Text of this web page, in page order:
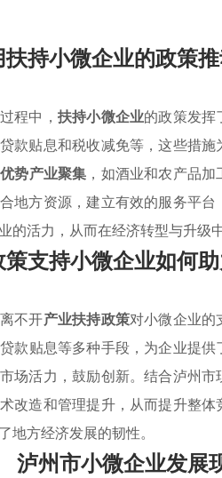
持小微企业的政策
程中， 扶持小微企业的政策发挥
款贴息和税收减免等，这些措
优势产业聚集 ，如酒业和农产品
地方资源，建立有效的服务平
的活力，从而在经济转型与升级
策支持小微企业如何
不开产业扶持政策对小微企业的
款贴息等多种手段，为企业提
场活力，鼓励创新。结合泸州市
改造和管理提升，从而提升整
地方经济发展的韧性。
泸州市小微企业发展